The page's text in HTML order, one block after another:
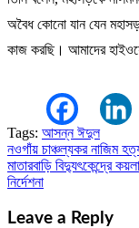
অবৈধ কোনো যান যেন
কাজ করছি। আমাদের
Tags: আসন্ন ঈদুল
Post
navigation
নওগাঁয় চাঞ্চল্যকর নাজিম
মাতারবাড়ি বিদ্যুৎকেন্দ্রে
নির্দেশনা
Leave a Reply